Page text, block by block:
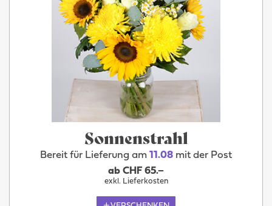
Sonnenstrahl
Bereit für Lieferung am 11.08 mit der Post
ab CHF 65.–
exkl. Lieferkosten